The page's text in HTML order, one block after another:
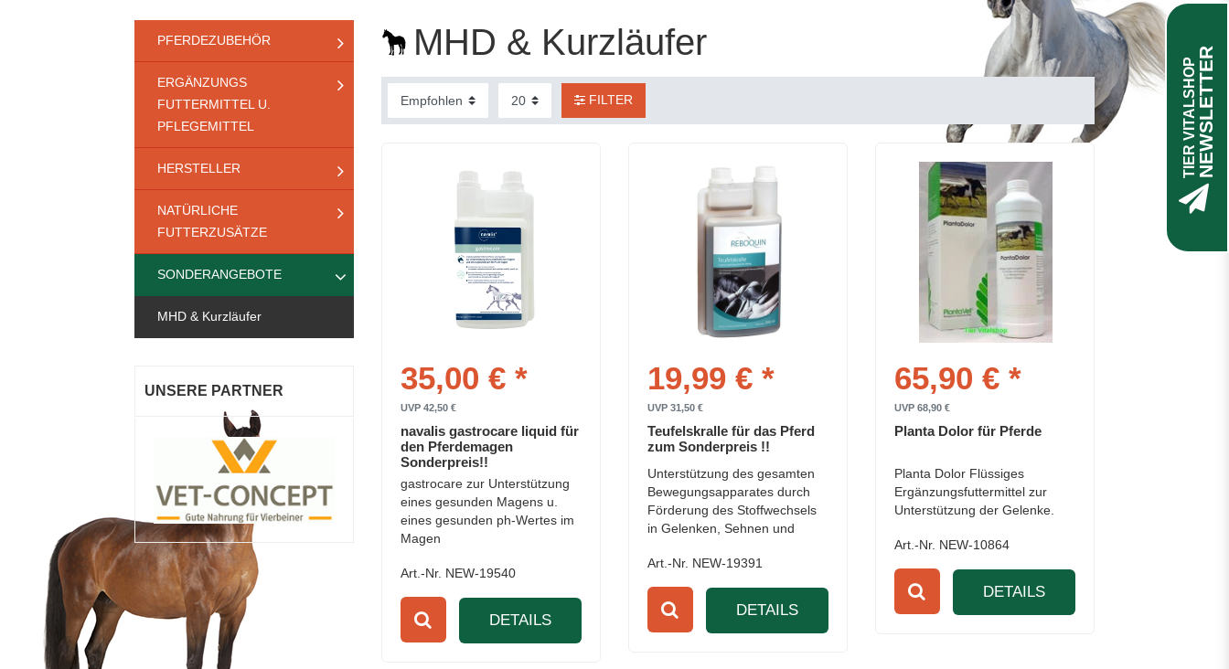
PFERDEZUBEHÖR
ERGÄNZUNGS
FUTTERMITTEL U.
PFLEGEMITTEL
HERSTELLER
NATÜRLICHE
FUTTERZUSÄTZE
SONDERANGEBOTE
MHD & Kurzläufer
UNSERE PARTNER
MHD & Kurzläufer
FILTER
35,00 € *
UVP 42,50 €
navalis gastrocare liquid für
den Pferdemagen
Sonderpreis!!
gastrocare zur Unterstützung
eines gesunden Magens u.
eines gesunden ph-Wertes im
Magen
Art.-Nr. NEW-19540
DETAILS
19,99 € *
UVP 31,50 €
Teufelskralle für das Pferd
zum Sonderpreis !!
Unterstützung des gesamten
Bewegungsapparates durch
Förderung des Stoffwechsels
in Gelenken, Sehnen und
Art.-Nr. NEW-19391
DETAILS
65,90 € *
UVP 68,90 €
Planta Dolor für Pferde
Planta Dolor Flüssiges
Ergänzungsfuttermittel zur
Unterstützung der Gelenke.
Art.-Nr. NEW-10864
DETAILS
TIER VITALSHOPNEWSLETTER